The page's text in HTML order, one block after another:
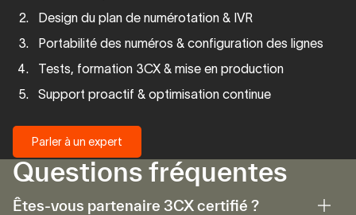
Design du plan de numérotation & IVR
Portabilité des numéros & configuration des lignes
Tests, formation 3CX & mise en production
Support proactif & optimisation continue
Parler à un expert
Parler à un expert
Questions fréquentes
Êtes-vous partenaire 3CX certifié ?